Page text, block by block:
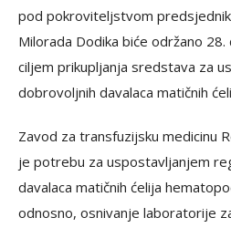
pod pokroviteljstvom
Milorada Dodika biće održano 28.
ciljem prikupljanja sredstava za
dobrovoljnih davalaca matičnih
Zavod za transfuzijsku medicinu
je potrebu za uspostavljanjem
davalaca matičnih ćelija
odnosno, osnivanje laboratorije